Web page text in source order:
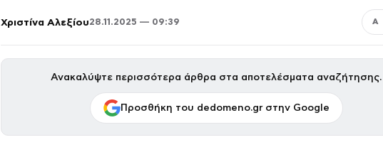
Χριστίνα Αλεξίου28.11.2025 — 09:39 Α
Ανακαλύψτε περισσότερα άρθρα στα αποτελέσματα αναζήτησης.
Προσθήκη του dedomeno.gr στην Google